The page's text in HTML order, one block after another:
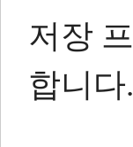
저장
합니다.